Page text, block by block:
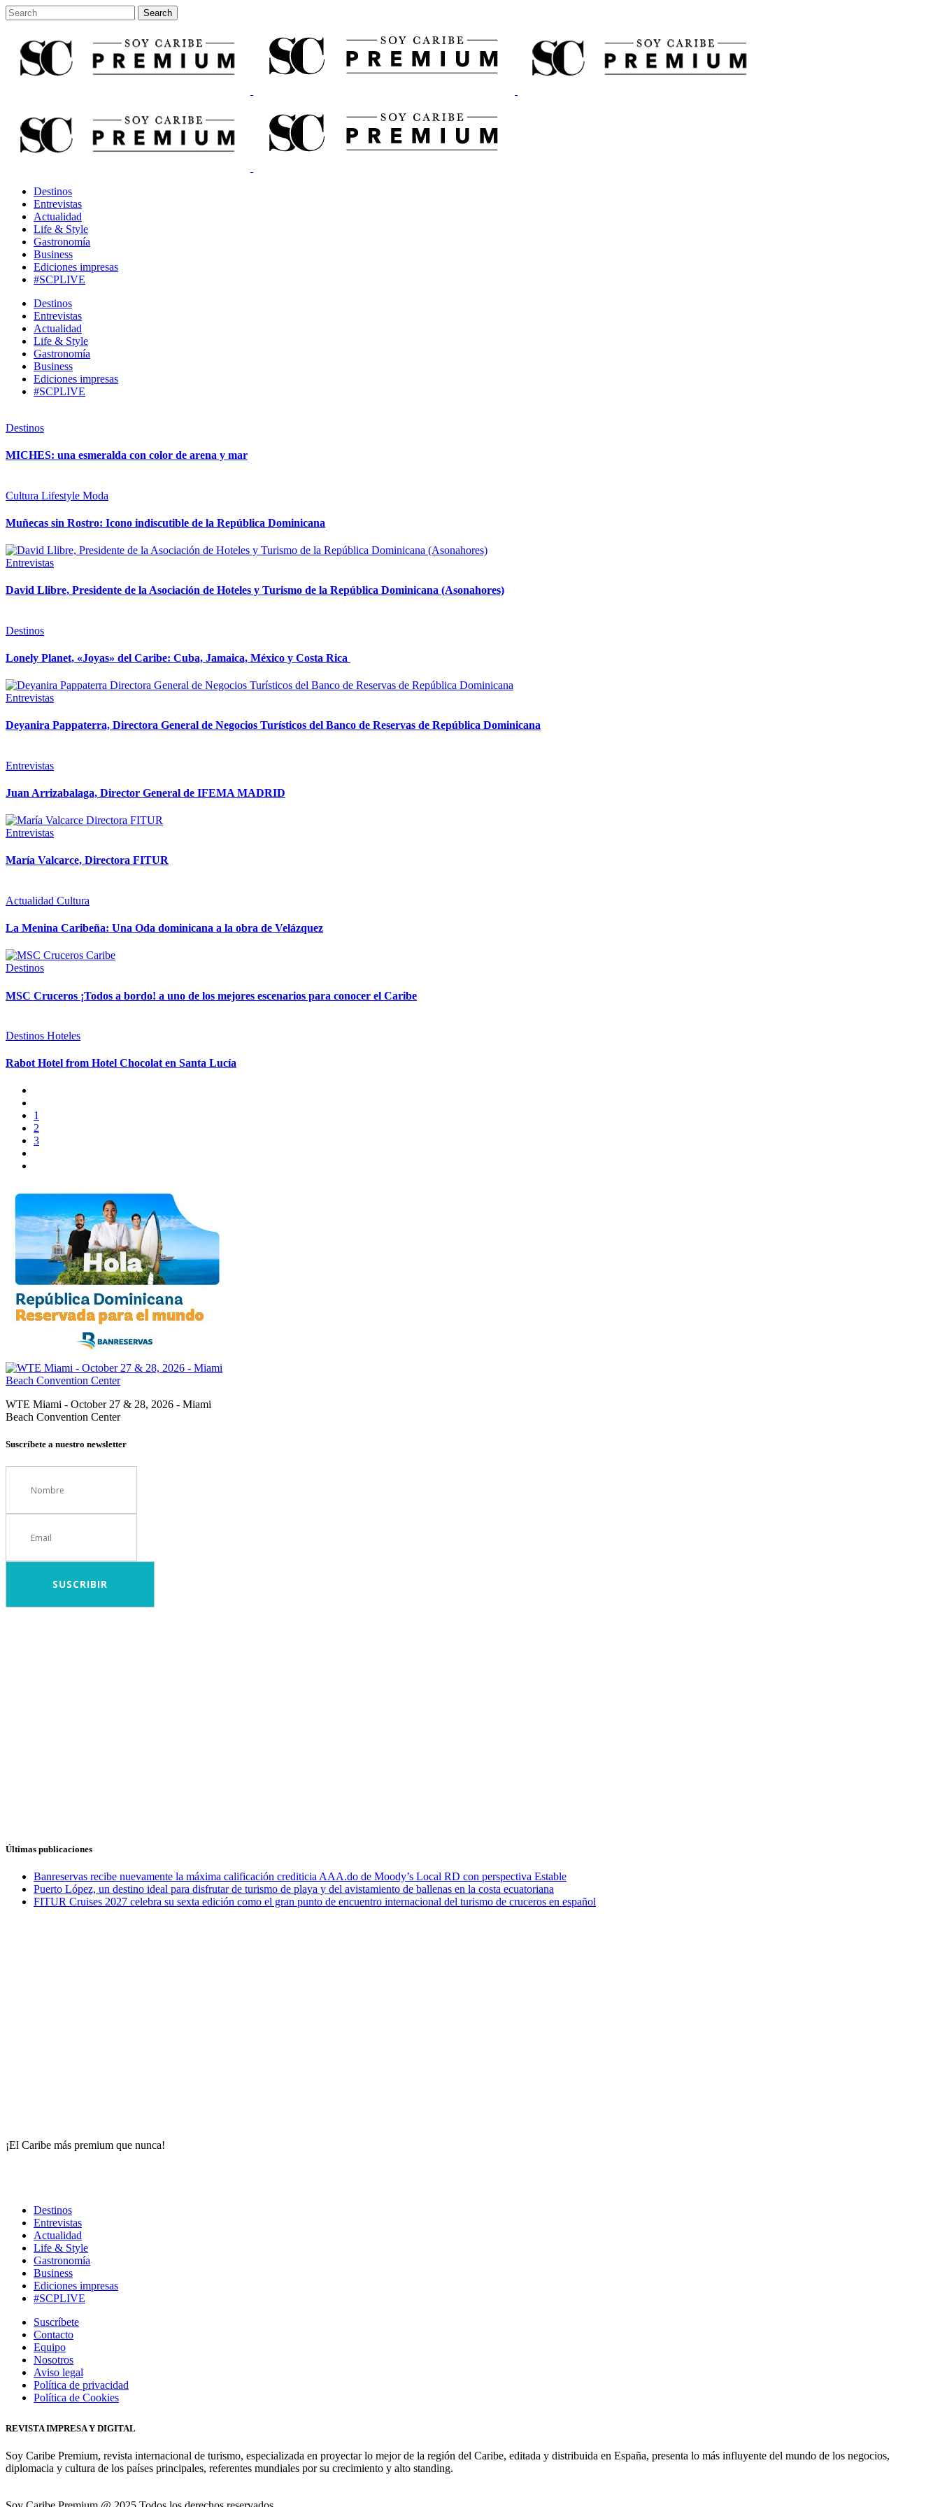
Destinos
Entrevistas
Actualidad
Life & Style
Gastronomía
Business
Ediciones impresas
#SCPLIVE
Destinos
Entrevistas
Actualidad
Life & Style
Gastronomía
Business
Ediciones impresas
#SCPLIVE
Destinos
MICHES: una esmeralda con color de arena y mar
Cultura Lifestyle Moda
Muñecas sin Rostro: Icono indiscutible de la República Dominicana
Entrevistas
David Llibre, Presidente de la Asociación de Hoteles y Turismo de la República Dominicana (Asonahores)
Destinos
Lonely Planet, «Joyas» del Caribe: Cuba, Jamaica, México y Costa Rica
Entrevistas
Deyanira Pappaterra, Directora General de Negocios Turísticos del Banco de Reservas de República Dominicana
Entrevistas
Juan Arrizabalaga, Director General de IFEMA MADRID
Entrevistas
María Valcarce, Directora FITUR
Actualidad Cultura
La Menina Caribeña: Una Oda dominicana a la obra de Velázquez
Destinos
MSC Cruceros ¡Todos a bordo! a uno de los mejores escenarios para conocer el Caribe
Destinos Hoteles
Rabot Hotel from Hotel Chocolat en Santa Lucía
1
2
3
WTE Miami - October 27 & 28, 2026 - Miami
Beach Convention Center
Suscríbete a nuestro newsletter
Últimas publicaciones
Banreservas recibe nuevamente la máxima calificación crediticia AAA.do de Moody’s Local RD con perspectiva Estable
Puerto López, un destino ideal para disfrutar de turismo de playa y del avistamiento de ballenas en la costa ecuatoriana
FITUR Cruises 2027 celebra su sexta edición como el gran punto de encuentro internacional del turismo de cruceros en español
¡El Caribe más premium que nunca!
Destinos
Entrevistas
Actualidad
Life & Style
Gastronomía
Business
Ediciones impresas
#SCPLIVE
Suscríbete
Contacto
Equipo
Nosotros
Aviso legal
Política de privacidad
Política de Cookies
REVISTA IMPRESA Y DIGITAL
Soy Caribe Premium, revista internacional de turismo, especializada en proyectar lo mejor de la región del Caribe, editada y distribuida en España, presenta lo más influyente del mundo de los negocios,
diplomacia y cultura de los países principales, referentes mundiales por su crecimiento y alto standing.